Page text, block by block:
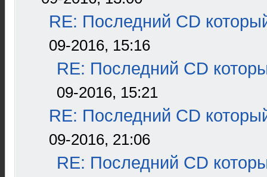
RE: Последний CD
09-2016, 15:16
RE: Последний CD
09-2016, 15:21
RE: Последний CD
09-2016, 21:06
RE: Последний CD